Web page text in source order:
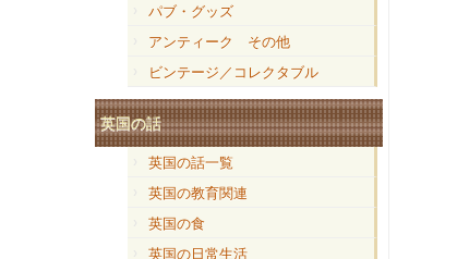
パブ・グッズ
アンティーク その他
ビンテージ／コレクタブル
英国の話
英国の話一覧
英国の教育関連
英国の食
英国の日常生活